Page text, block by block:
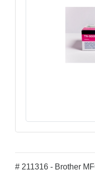
# 211316 - Brother